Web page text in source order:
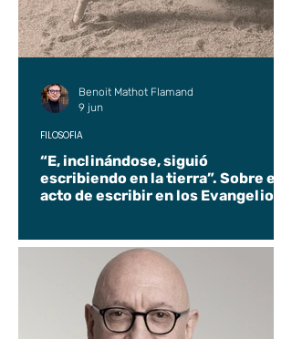
“E, inclinándose, siguió
escribiendo en la tierra”. Sobre el
acto de escribir en los Evangelios.
FILOSOFÍA
Benoit Mathot Flamand
9 jun